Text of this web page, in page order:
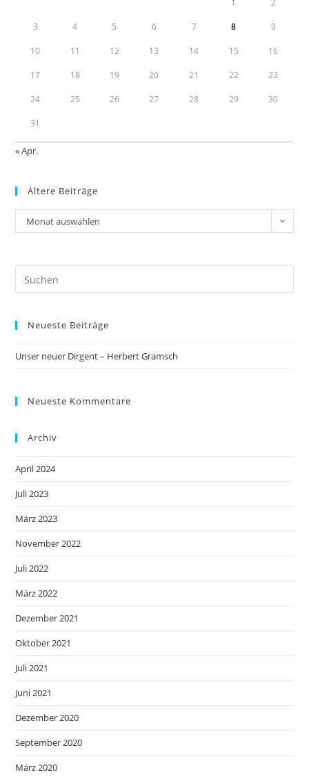
1 2
3 4 5 6 7 8 9
10 11 12 13 14 15 16
17 18 19 20 21 22 23
24 25 26 27 28 29 30
31
« Apr.
Ältere Beiträge
Monat auswählen
Neueste Beiträge
Unser neuer Dirgent – Herbert Gramsch
Neueste Kommentare
Archiv
April 2024
Juli 2023
März 2023
November 2022
Juli 2022
März 2022
Dezember 2021
Oktober 2021
Juli 2021
Juni 2021
Dezember 2020
September 2020
März 2020